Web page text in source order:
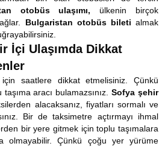
otobüs ulaşımı, ülkenin birçok
Bulgaristan otobüs bileti almak
İçi Ulaşımda Dikkat
için saatlere dikkat etmelisiniz. Çünkü
aracı bulamazsınız.Sofya şehir
alacaksanız, fiyatları sormalı ve
Bir de taksimetre açtırmayı ihmal
bir yere gitmek için toplu taşımalara
olmayabilir. Çünkü çoğu yer yürüme